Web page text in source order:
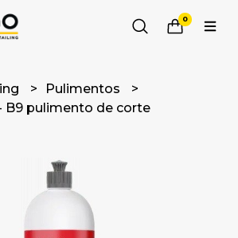
0
Pulimentos
B9 pulimento de corte